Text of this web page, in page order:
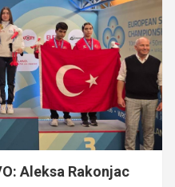
Aleksa Rakonjac